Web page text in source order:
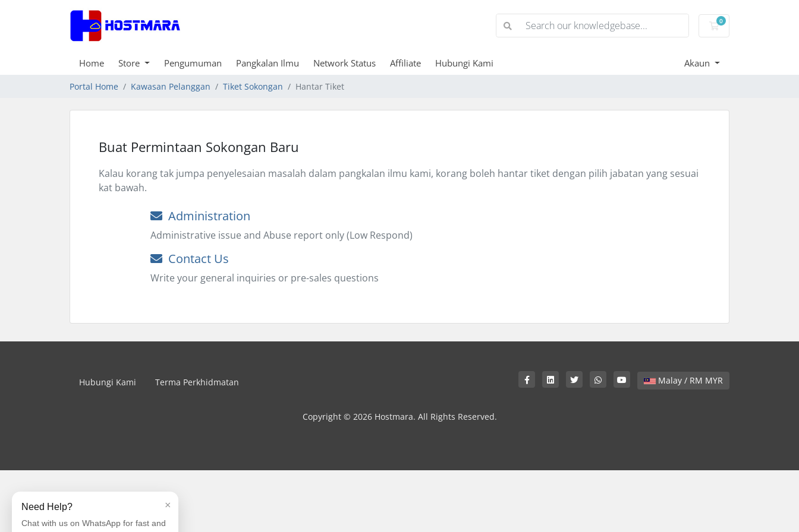
0
Troli Belian
Home Store Pengumuman Pangkalan Ilmu Network Status Affiliate Hubungi Kami Akaun
Portal Home Kawasan Pelanggan Tiket Sokongan Hantar Tiket
Buat Permintaan Sokongan Baru
Kalau korang tak jumpa penyelesaian masalah dalam pangkalan ilmu kami, korang boleh hantar tiket dengan pilih jabatan yang sesuai
kat bawah.
Administration
Administrative issue and Abuse report only (Low Respond)
Contact Us
Write your general inquiries or pre-sales questions
Malay / RM MYR
Hubungi Kami Terma Perkhidmatan
Copyright © 2026 Hostmara. All Rights Reserved.
×
Need Help?
Chat with us on WhatsApp for fast and